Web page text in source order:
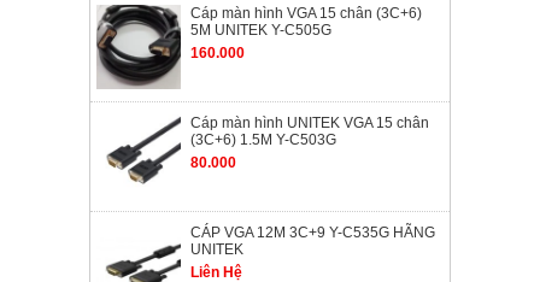
Cáp màn hình VGA 15 chân (3C+6)
5M UNITEK Y-C505G
160.000
Cáp màn hình UNITEK VGA 15 chân
(3C+6) 1.5M Y-C503G
80.000
CÁP VGA 12M 3C+9 Y-C535G HÃNG
UNITEK
Liên Hệ